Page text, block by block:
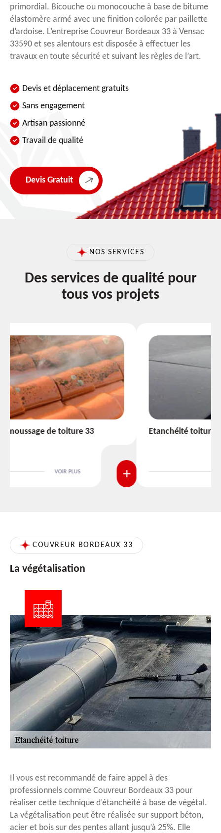
primordial. Bicouche ou monocouche à base de bitume
élastomère armé avec une finition colorée par paillette
d’ardoise. L’entreprise Couvreur Bordeaux 33 à Vensac
33590 et ses alentours est disposée à effectuer les
travaux en toute sécurité et suivant les règles de l’art.
Devis et déplacement gratuits
Sans engagement
Artisan passionné
Travail de qualité
Devis Gratuit
NOS SERVICES
Des services de qualité pour
tous vos projets
Etanchéité toiture 33
VOIR PLUS
COUVREUR BORDEAUX 33
La végétalisation
Il vous est recommandé de faire appel à des
professionnels comme Couvreur Bordeaux 33 pour
réaliser cette technique d’étanchéité à base de végétal.
La végétalisation peut être réalisée sur support béton,
acier et bois sur des pentes allant jusqu’à 25%. Elle